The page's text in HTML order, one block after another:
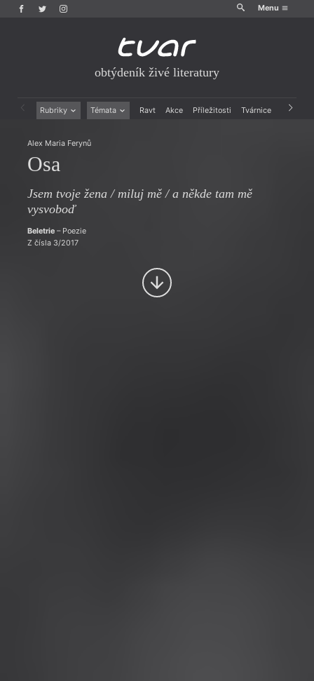
Menu
obtýdeník živé literatury
Rubriky Témata Ravt Akce Příležitosti Tvárnice Archiv
Drobná publicistika
Esejistika
Reportáže
Rozhovory
Právě vychází
Mauzoleum
Historie kolonialismu
Dokument
Alex Maria Ferynů
Osa
Jsem tvoje žena / miluj mě / a někde tam mě
vysvoboď
Beletrie– Poezie
Z čísla 3/2017